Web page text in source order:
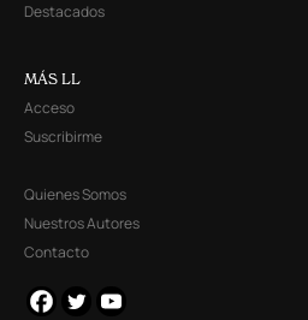
Destacados
MÁS LL
Acceso
Suscribirme
Quienes Somos
Nuestros Autores
Contacto